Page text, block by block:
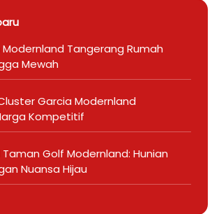
Modernland Tangerang Rumah
Mewah
Garcia Modernland
Kompetitif
Taman Golf Modernland: Hunian
Nuansa Hijau